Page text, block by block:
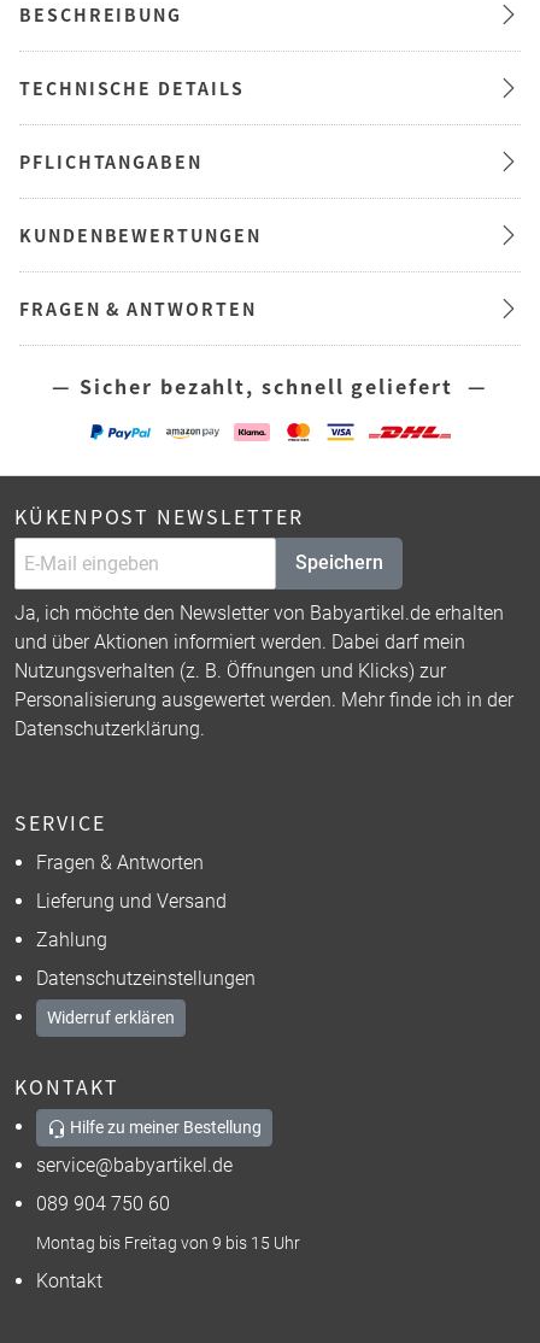
BESCHREIBUNG
TECHNISCHE DETAILS
PFLICHTANGABEN
KUNDENBEWERTUNGEN
FRAGEN & ANTWORTEN
— Sicher bezahlt, schnell geliefert —
KÜKENPOST NEWSLETTER
Speichern
Ja, ich möchte den Newsletter von Babyartikel.de erhalten
und über Aktionen informiert werden. Dabei darf mein
Nutzungsverhalten (z. B. Öffnungen und Klicks) zur
Personalisierung ausgewertet werden. Mehr finde ich in der
Datenschutzerklärung.
SERVICE
Fragen & Antworten
Lieferung und Versand
Zahlung
Datenschutzeinstellungen
Widerruf erklären
KONTAKT
Hilfe zu meiner Bestellung
service@babyartikel.de
089 904 750 60
Montag bis Freitag von 9 bis 15 Uhr
Kontakt